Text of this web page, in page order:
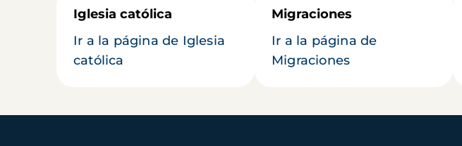
Iglesia católica
Ir a la página de Iglesia
católica
Migraciones
Ir a la página de
Migraciones